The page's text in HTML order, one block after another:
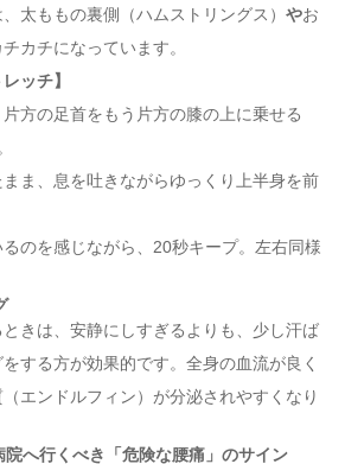
太ももの裏側（ハムストリングス） やお
カチになっています。
ッチ】
方の足首をもう片方の膝の上に乗せる
ま、息を吐きながらゆっくり上半身を前
のを感じながら、20秒キープ。左右同様
きは、安静にしすぎるよりも、少し汗ば
する方が効果的です。全身の血流が良く
エンドルフィン）が分泌されやすくなり
へ行くべき「危険な腰痛」のサイン